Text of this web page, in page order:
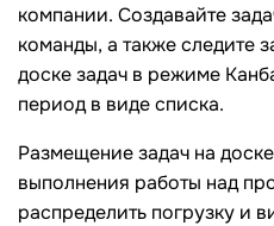
компании. Создавайте
команды, а также следите
доске задач в режиме
период в виде списка.
Размещение задач на
выполнения работы над
распределить погрузку и